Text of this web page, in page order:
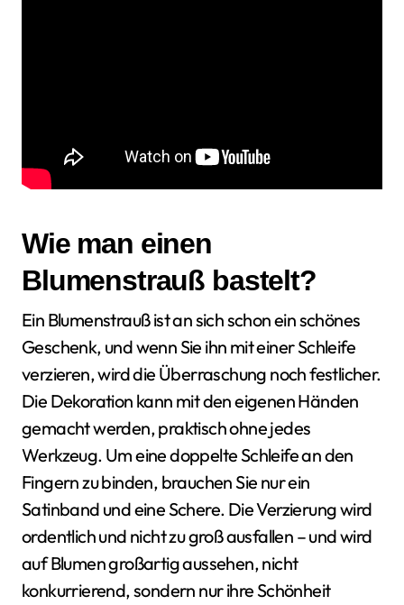
Wie man einen
Blumenstrauß bastelt?
Ein Blumenstrauß ist an sich schon ein schönes
Geschenk, und wenn Sie ihn mit einer Schleife
verzieren, wird die Überraschung noch festlicher.
Die Dekoration kann mit den eigenen Händen
gemacht werden, praktisch ohne jedes
Werkzeug. Um eine doppelte Schleife an den
Fingern zu binden, brauchen Sie nur ein
Satinband und eine Schere. Die Verzierung wird
ordentlich und nicht zu groß ausfallen – und wird
auf Blumen großartig aussehen, nicht
konkurrierend, sondern nur ihre Schönheit